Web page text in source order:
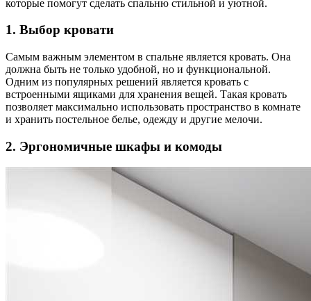
которые помогут сделать спальню стильной и уютной.
1. Выбор кровати
Самым важным элементом в спальне является кровать. Она
должна быть не только удобной, но и функциональной.
Одним из популярных решений является кровать с
встроенными ящиками для хранения вещей. Такая кровать
позволяет максимально использовать пространство в комнате
и хранить постельное белье, одежду и другие мелочи.
2. Эргономичные шкафы и комоды